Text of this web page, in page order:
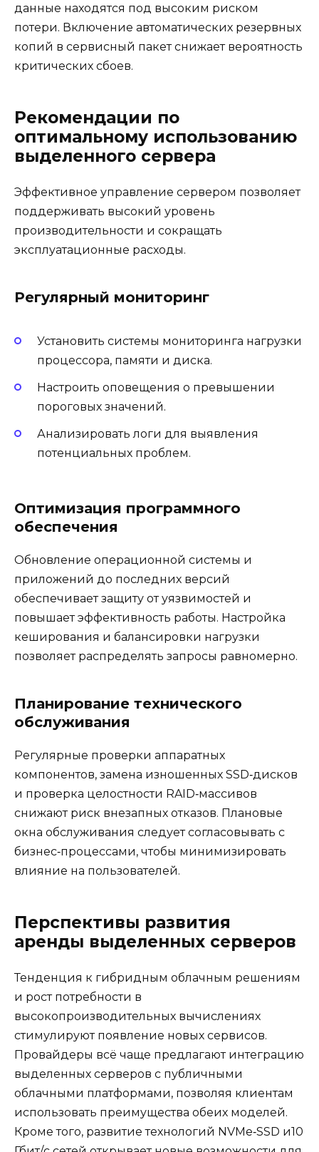
данные находятся под высоким риском
потери. Включение автоматических резервных
копий в сервисный пакет снижает вероятность
критических сбоев.
Рекомендации по
оптимальному использованию
выделенного сервера
Эффективное управление сервером позволяет
поддерживать высокий уровень
производительности и сокращать
эксплуатационные расходы.
Регулярный мониторинг
Установить системы мониторинга нагрузки
процессора, памяти и диска.
Настроить оповещения о превышении
пороговых значений.
Анализировать логи для выявления
потенциальных проблем.
Оптимизация программного
обеспечения
Обновление операционной системы и
приложений до последних версий
обеспечивает защиту от уязвимостей и
повышает эффективность работы. Настройка
кеширования и балансировки нагрузки
позволяет распределять запросы равномерно.
Планирование технического
обслуживания
Регулярные проверки аппаратных
компонентов, замена изношенных SSD‑дисков
и проверка целостности RAID‑массивов
снижают риск внезапных отказов. Плановые
окна обслуживания следует согласовывать с
бизнес‑процессами, чтобы минимизировать
влияние на пользователей.
Перспективы развития
аренды выделенных серверов
Тенденция к гибридным облачным решениям
и рост потребности в
высокопроизводительных вычислениях
стимулируют появление новых сервисов.
Провайдеры всё чаще предлагают интеграцию
выделенных серверов с публичными
облачными платформами, позволяя клиентам
использовать преимущества обеих моделей.
Кроме того, развитие технологий NVMe‑SSD и10